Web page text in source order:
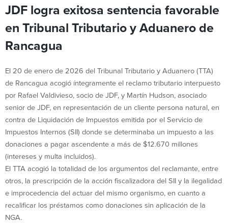
JDF logra exitosa sentencia favorable
en Tribunal Tributario y Aduanero de
Rancagua
El 20 de enero de 2026 del Tribunal Tributario y Aduanero (TTA)
de Rancagua acogió íntegramente el reclamo tributario interpuesto
por Rafael Valdivieso, socio de JDF, y Martín Hudson, asociado
senior de JDF, en representación de un cliente persona natural, en
contra de Liquidación de Impuestos emitida por el Servicio de
Impuestos Internos (SII) donde se determinaba un impuesto a las
donaciones a pagar ascendente a más de $12.670 millones
(intereses y multa incluidos).
El TTA acogió la totalidad de los argumentos del reclamante, entre
otros, la prescripción de la acción fiscalizadora del SII y la ilegalidad
e improcedencia del actuar del mismo organismo, en cuanto a
recalificar los préstamos como donaciones sin aplicación de la
NGA.